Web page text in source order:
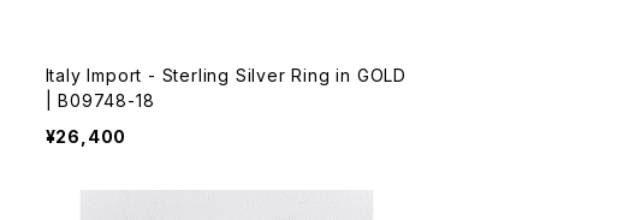
Italy Import - Sterling Silver Ring in GOLD
| B09748-18
¥26,400